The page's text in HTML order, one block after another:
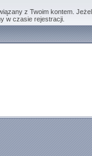
z Twoim kontem.
w czasie rejestracji.